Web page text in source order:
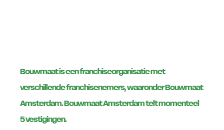
Bouwmaat is een franchiseorganisatie met
verschillende franchisenemers, waaronder Bouwmaat
Amsterdam. Bouwmaat Amsterdam telt momenteel
5 vestigingen.